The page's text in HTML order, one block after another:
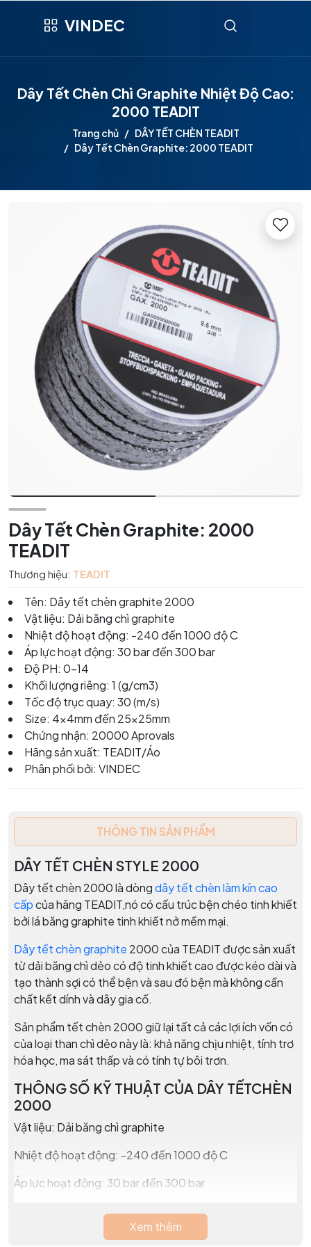
VINDEC
Dây Tết Chèn Chì Graphite Nhiệt Độ Cao:
2000 TEADIT
Trang chủ
DÂY TẾT CHÈN TEADIT
Dây Tết Chèn Graphite: 2000 TEADIT
Dây Tết Chèn Graphite: 2000
TEADIT
Thương hiệu: TEADIT
Tên: Dây tết chèn graphite 2000
Vật liệu: Dải băng chì graphite
Nhiệt độ hoạt động: -240 đến 1000 độ C
Áp lực hoạt động: 30 bar đến 300 bar
Độ PH: 0-14
Khối lượng riêng: 1 (g/cm3)
Tốc độ trục quay: 30 (m/s)
Size: 4x4mm đến 25x25mm
Chứng nhận: 20000 Aprovals
Hãng sản xuất: TEADIT/Áo
Phân phối bởi: VINDEC
THÔNG TIN SẢN PHẨM
DÂY TẾT CHÈN STYLE 2000
Dây tết chèn 2000 là dòngdây tết chèn làm kín cao
cấpcủa hãng TEADIT,nó có cấu trúc bện chéo tinh khiết
bởi lá băng graphite tinh khiết nở mềm mại.
Dây tết chèn graphite 2000 của TEADIT được sản xuất
từ dải băng chì dẻo có độ tinh khiết cao được kéo dài và
tạo thành sợi có thể bện và sau đó bện mà không cần
chất kết dính và dây gia cố.
Sản phẩm tết chèn 2000 giữ lại tất cả các lợi ích vốn có
của loại than chì dẻo này là: khả năng chịu nhiệt, tính trơ
hóa học, ma sát thấp và có tính tự bôi trơn.
THÔNG SỐ KỸ THUẬT CỦA DÂY TẾTCHÈN
2000
Vật liệu: Dải băng chì graphite
Nhiệt độ hoạt động: -240 đến 1000 độ C
Áp lực hoạt động: 30 bar đến 300 bar
Khối lượng riêng: 1 (g/cm3)
Xem thêm